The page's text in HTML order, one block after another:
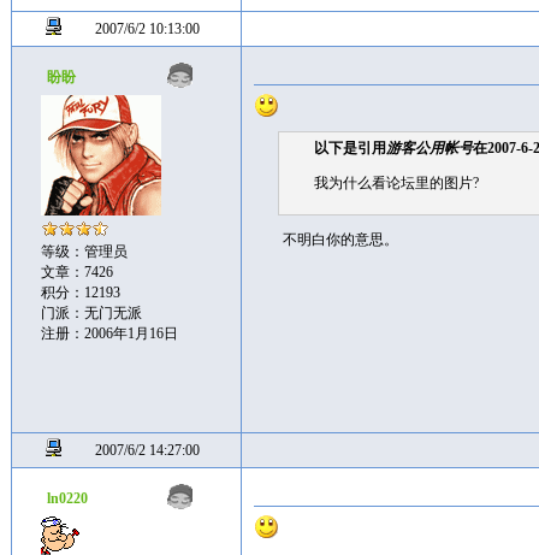
2007/6/2 10:13:00
盼盼
等级：管理员
文章：7426
积分：12193
门派：无门无派
注册：2006年1月16日
以下是引用 游客公用帐号在2007-6-
我为什么看论坛里的图片?
不明白你的意思。
2007/6/2 14:27:00
ln0220